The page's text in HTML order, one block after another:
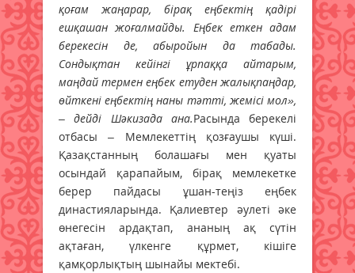
қоғам жаңарар, бірақ еңбектің қадірі
ешқашан жоғалмайды. Еңбек еткен адам
берекесін де, абыройын да табады.
Сондықтан кейінгі ұрпаққа айтарым,
маңдай термен еңбек етуден жалықпаңдар,
өйткені еңбектің наны тәтті, жемісі мол»,
– дейді Шәкизада ана.Расында берекелі
отбасы – Мемлекеттің қозғаушы күші.
Қазақстанның болашағы мен қуаты
осындай қарапайым, бірақ мемлекетке
берер пайдасы ұшан-теңіз еңбек
династияларында. Қалиевтер әулеті әке
өнегесін ардақтап, ананың ақ сүтін
ақтаған, үлкенге құрмет, кішіге
қамқорлықтың шынайы мектебі.